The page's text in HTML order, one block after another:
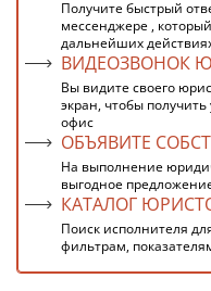
Получите быстрый
мессенджере ,
дальнейших
ВИДЕОЗВОНОК
Вы видите своего
экран, чтобы
офис
ОБЪЯВИТЕ
На выполнение
выгодное
КАТАЛОГ
Поиск исполнителя
фильтрам,